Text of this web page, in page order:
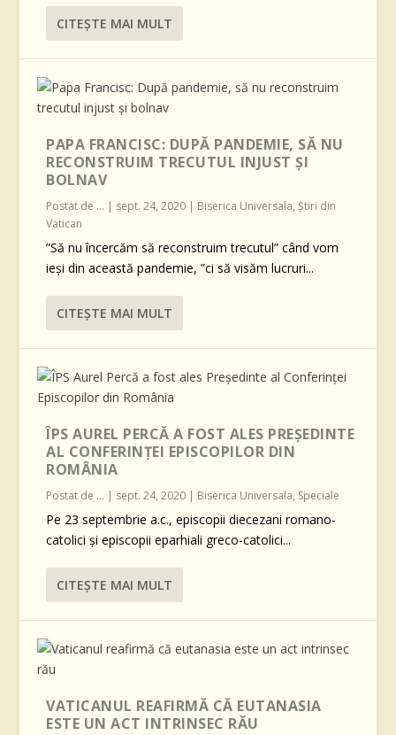
CITEŞTE MAI MULT
PAPA FRANCISC: DUPĂ PANDEMIE, SĂ NU
RECONSTRUIM TRECUTUL INJUST ȘI
BOLNAV
Postat de ... | sept. 24, 2020 | Biserica Universala,Știri din
Vatican
”Să nu încercăm să reconstruim trecutul” când vom
ieși din această pandemie, ”ci să visăm lucruri...
CITEŞTE MAI MULT
ÎPS AUREL PERCĂ A FOST ALES PREȘEDINTE
AL CONFERINȚEI EPISCOPILOR DIN
ROMÂNIA
Postat de ... | sept. 24, 2020 | Biserica Universala, Speciale
Pe 23 septembrie a.c., episcopii diecezani romano-
catolici și episcopii eparhiali greco-catolici...
CITEŞTE MAI MULT
VATICANUL REAFIRMĂ CĂ EUTANASIA
ESTE UN ACT INTRINSEC RĂU